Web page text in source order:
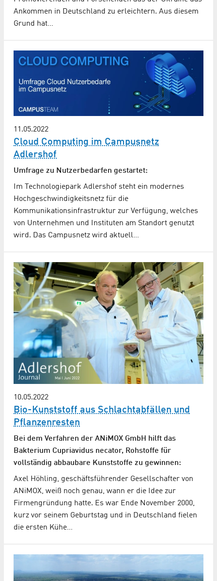
Ankommen in Deutschland zu erleichtern. Aus diesem
Grund hat…
11.05.2022
Cloud Computing im Campusnetz
Adlershof
Umfrage zu Nutzerbedarfen gestartet:
Im Technologiepark Adlershof steht ein modernes
Hochgeschwindigkeitsnetz für die
Kommunikationsinfrastruktur zur Verfügung, welches
von Unternehmen und Instituten am Standort genutzt
wird. Das Campusnetz wird aktuell…
10.05.2022
Bio-Kunststoff aus Schlachtabfällen und
Pflanzenresten
Bei dem Verfahren der ANiMOX GmbH hilft das
Bakterium Cupriavidus necator, Rohstoffe für
vollständig abbaubare Kunststoffe zu gewinnen:
Axel Höhling, geschäftsführender Gesellschafter von
ANiMOX, weiß noch genau, wann er die Idee zur
Firmengründung hatte. Es war Ende November 2000,
kurz vor seinem Geburtstag und in Deutschland fielen
die ersten Kühe…